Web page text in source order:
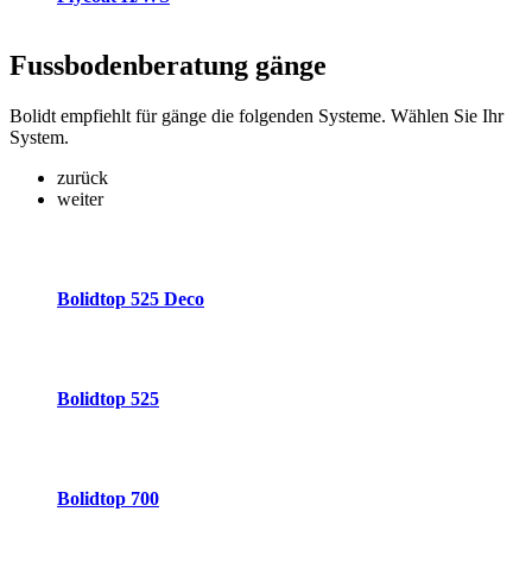
Fussbodenberatung gänge
Bolidt empfiehlt für gänge die folgenden Systeme. Wählen Sie Ihr
System.
zurück
weiter
Bolidtop 525 Deco
Bolidtop 525
Bolidtop 700